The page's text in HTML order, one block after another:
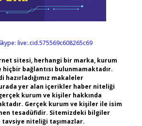
live:.cid.575569c608265c69
sitesi, herhangi bir marka, kurum
hiçbir bağlantısı bulunmamaktadır.
hazırladığımız makaleler
yer alan içerikler haber niteliği
kurum ve kişiler hakkında
Gerçek kurum ve kişiler ile isim
tesadüfidir. Sitemizdeki bilgiler
niteliği taşımazlar.